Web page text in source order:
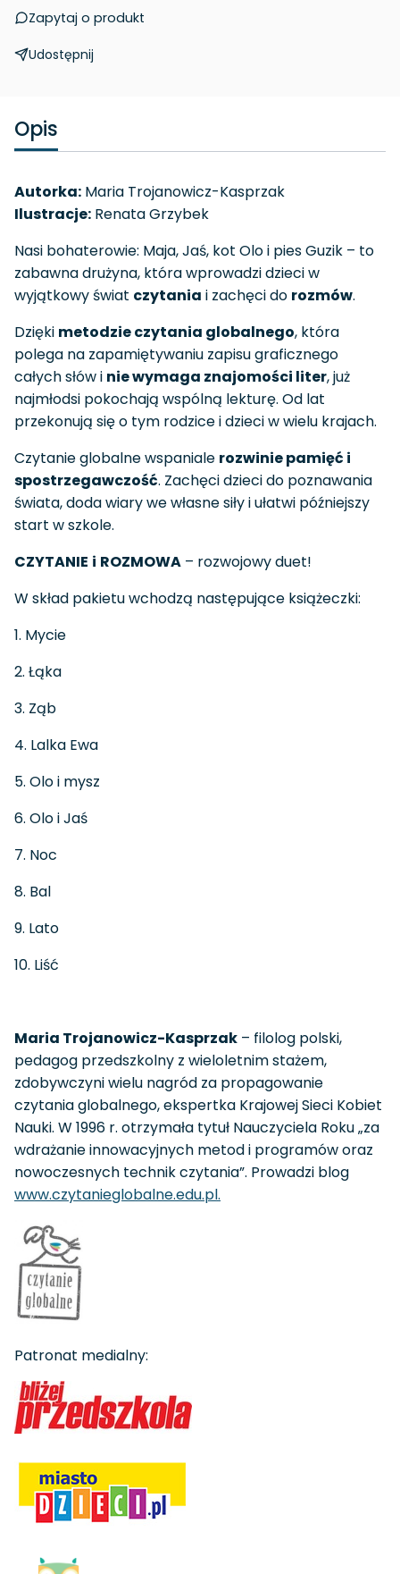
Zapytaj o produkt
Udostępnij
Opis
Autorka: Maria Trojanowicz-Kasprzak
Ilustracje: Renata Grzybek
Nasi bohaterowie: Maja, Jaś, kot Olo i pies Guzik – to
zabawna drużyna, która wprowadzi dzieci w
wyjątkowy świat czytania i zachęci do rozmów.
Dzięki metodzie czytania globalnego, która
polega na zapamiętywaniu zapisu graficznego
całych słów i nie wymaga znajomości liter, już
najmłodsi pokochają wspólną lekturę. Od lat
przekonują się o tym rodzice i dzieci w wielu krajach.
Czytanie globalne wspaniale rozwinie pamięć i
spostrzegawczość. Zachęci dzieci do poznawania
świata, doda wiary we własne siły i ułatwi późniejszy
start w szkole.
CZYTANIE i ROZMOWA – rozwojowy duet!
W skład pakietu wchodzą następujące książeczki:
1. Mycie
2. Łąka
3. Ząb
4. Lalka Ewa
5. Olo i mysz
6. Olo i Jaś
7. Noc
8. Bal
9. Lato
10. Liść
Maria Trojanowicz-Kasprzak – filolog polski,
pedagog przedszkolny z wieloletnim stażem,
zdobywczyni wielu nagród za propagowanie
czytania globalnego, ekspertka Krajowej Sieci Kobiet
Nauki. W 1996 r. otrzymała tytuł Nauczyciela Roku „za
wdrażanie innowacyjnych metod i programów oraz
nowoczesnych technik czytania”. Prowadzi blog
www.czytanieglobalne.edu.pl.
Patronat medialny: